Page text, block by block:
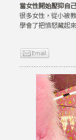
當女性開始壓抑自
很多女性，從小被
學會了把憤怒藏起